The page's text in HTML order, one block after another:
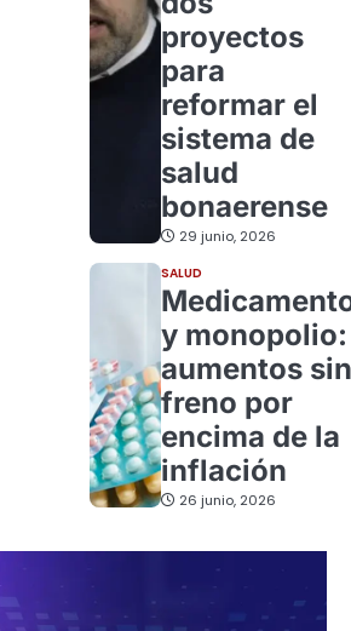
proyectos
para
reformar el
sistema de
salud
bonaerense
29 junio, 2026
SALUD
y monopolio:
aumentos sin
freno por
encima de la
inflación
26 junio, 2026